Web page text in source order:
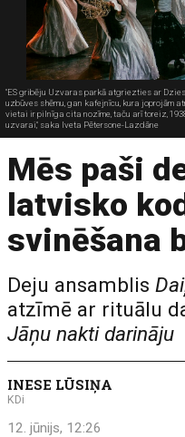
"ES gribēju Uzvaras parkā atgriezties ar
uzbūves shēmu, gan kafejnīcu, kura joprojām
vietai ir pilnīga cita nozīme, taču arī toreiz,
uzvarai," saka Iveta Pētersone-Lazdāne
Mēs paši
latvisko
svinēšana
Deju ansamblis
atzīmē ar rituālu
Jāņu nakti darināju
INESE LŪSIŅA
KDi
12. jūnijs, 12:26